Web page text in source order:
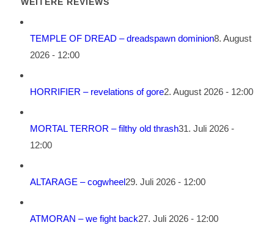
TEMPLE OF DREAD – dreadspawn dominion8. August
2026 - 12:00
HORRIFIER – revelations of gore2. August 2026 - 12:00
MORTAL TERROR – filthy old thrash31. Juli 2026 -
12:00
ALTARAGE – cogwheel29. Juli 2026 - 12:00
ATMORAN – we fight back27. Juli 2026 - 12:00